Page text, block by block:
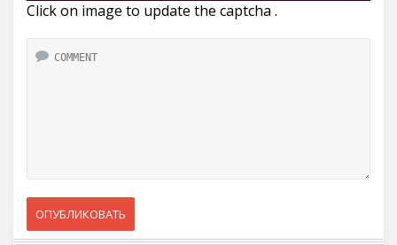
Click on image to update the captcha .